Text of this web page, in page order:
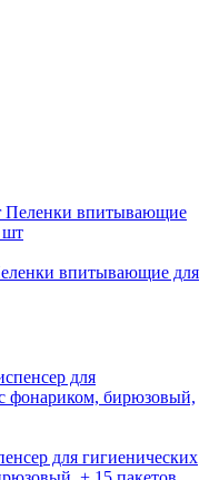
впитывающие для
для гигиенических